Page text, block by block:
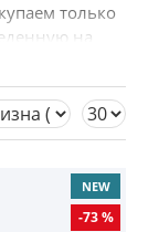
только
на
замши.
обувью
не так
обувью,
NEW
-73 %